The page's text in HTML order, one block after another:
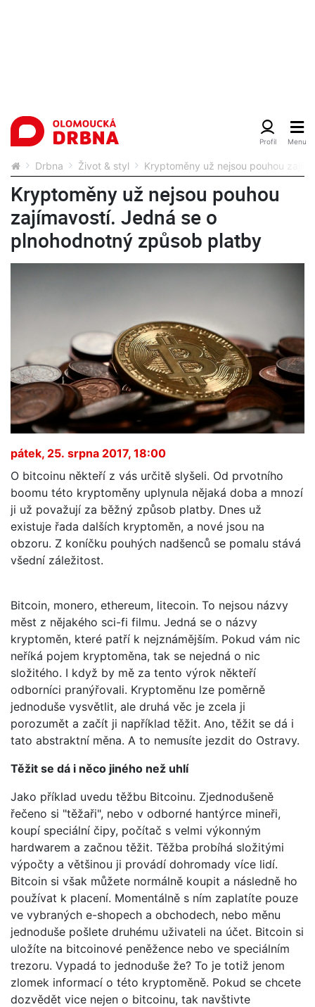
Drbna Život & styl Kryptoměny už nejsou pouhou
Kryptoměny už nejsou pouhou
zajímavostí. Jedná se o
plnohodnotný způsob platby
pátek, 25. srpna 2017, 18:00
O bitcoinu někteří z vás určitě slyšeli. Od prvotního
boomu této kryptoměny uplynula nějaká doba a mnozí
ji už považují za běžný způsob platby. Dnes už
existuje řada dalších kryptoměn, a nové jsou na
obzoru. Z koníčku pouhých nadšenců se pomalu stává
všední záležitost.
Bitcoin, monero, ethereum, litecoin. To nejsou názvy
měst z nějakého sci-fi filmu. Jedná se o názvy
kryptoměn, které patří k nejznámějším. Pokud vám nic
neříká pojem kryptoměna, tak se nejedná o nic
složitého. I když by mě za tento výrok někteří
odborníci pranýřovali. Kryptoměnu lze poměrně
jednoduše vysvětlit, ale druhá věc je zcela ji
porozumět a začít ji například těžit. Ano, těžit se dá i
tato abstraktní měna. A to nemusíte jezdit do Ostravy.
Těžit se dá i něco jiného než uhlí
Jako příklad uvedu těžbu Bitcoinu. Zjednodušeně
řečeno si "těžaři", nebo v odborné hantýrce mineři,
koupí speciální čipy, počítač s velmi výkonným
hardwarem a začnou těžit. Těžba probíhá složitými
výpočty a většinou ji provádí dohromady více lidí.
Bitcoin si však můžete normálně koupit a následně ho
používat k placení. Momentálně s ním zaplatíte pouze
ve vybraných e-shopech a obchodech, nebo měnu
jednoduše pošlete druhému uživateli na účet. Bitcoin si
uložíte na bitcoinové peněžence nebo ve speciálním
trezoru. Vypadá to jednoduše že? To je totiž jenom
zlomek informací o této kryptoměně. Pokud se chcete
dozvědět vice nejen o bitcoinu, tak navštivte